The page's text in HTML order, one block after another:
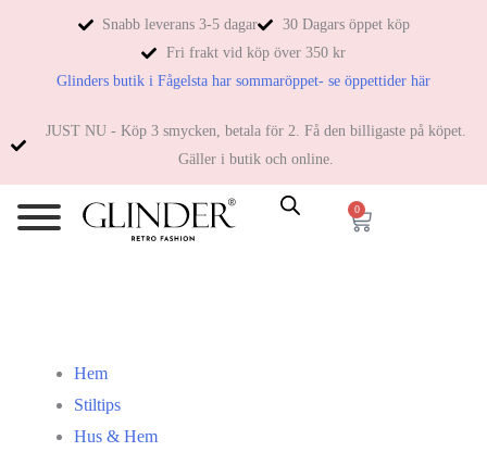
Snabb leverans 3-5 dagar
30 Dagars öppet köp
Fri frakt vid köp över 350 kr
Glinders butik i Fågelsta har sommaröppet- se öppettider här
JUST NU - Köp 3 smycken, betala för 2. Få den billigaste på köpet.
Gäller i butik och online.
0
Hem
Stiltips
Hus & Hem